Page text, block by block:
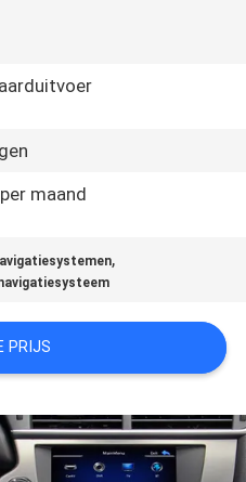
maand
,
PRIJS